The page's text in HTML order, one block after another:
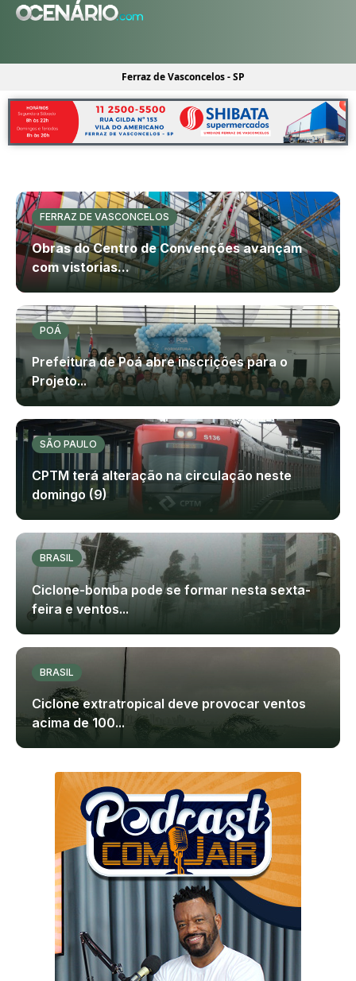
Ferraz de Vasconcelos - SP
FERRAZ DE VASCONCELOS
Obras do Centro de Convenções avançam
com vistorias...
POÁ
Prefeitura de Poá abre inscrições para o
Projeto...
SÃO PAULO
CPTM terá alteração na circulação neste
domingo (9)
BRASIL
Ciclone-bomba pode se formar nesta sexta-
feira e ventos...
BRASIL
Ciclone extratropical deve provocar ventos
acima de 100...